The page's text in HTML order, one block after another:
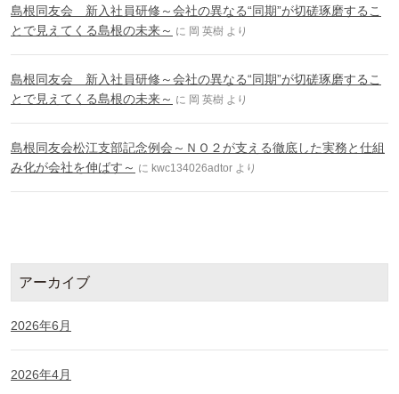
島根同友会 新入社員研修～会社の異なる“同期”が切磋琢磨するこ
とで見えてくる島根の未来～ に 岡 英樹 より
島根同友会 新入社員研修～会社の異なる“同期”が切磋琢磨するこ
とで見えてくる島根の未来～ に 岡 英樹 より
島根同友会松江支部記念例会～ＮＯ２が支える徹底した実務と仕組
み化が会社を伸ばす～ に kwc134026adtor より
アーカイブ
2026年6月
2026年4月